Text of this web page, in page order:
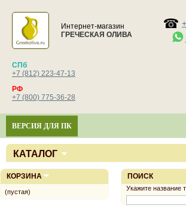
Интернет-магазин
ГРЕЧЕСКАЯ ОЛИВА
СПб
+7 (812) 223-47-13
РФ
+7 (800) 775-36-28
ВЕРСИЯ ДЛЯ ПК
КАТАЛОГ
ПОИСК
Укажите название
КОРЗИНА
(пустая)